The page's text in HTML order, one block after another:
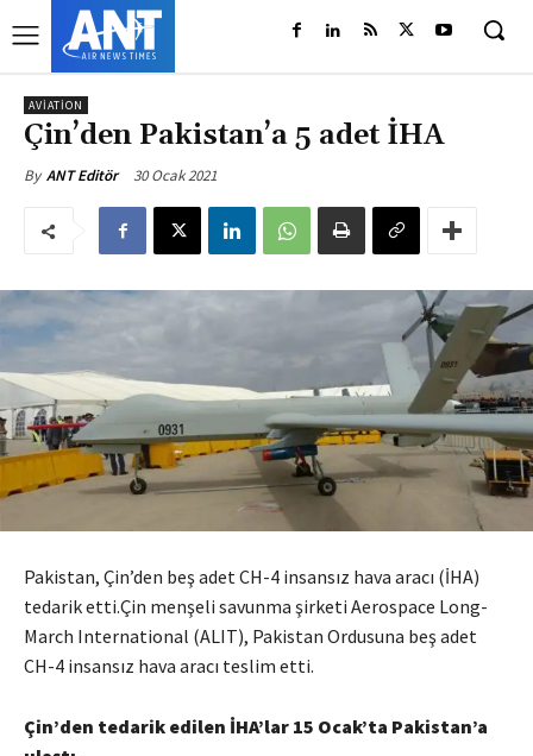
AVIATION
Çin’den Pakistan’a 5 adet İHA
By ANT Editör 30 Ocak 2021
Pakistan, Çin’den beş adet CH-4 insansız hava aracı (İHA)
tedarik etti.Çin menşeli savunma şirketi Aerospace Long-
March International (ALIT), Pakistan Ordusuna beş adet
CH-4 insansız hava aracı teslim etti.
Çin’den tedarik edilen İHA’lar 15 Ocak’ta Pakistan’a